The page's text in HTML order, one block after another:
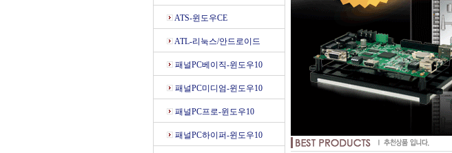
ATS-윈도우CE
ATL-리눅스/안드로이드
패널PC베이직-윈도우10
패널PC미디엄-윈도우10
패널PC프로-윈도우10
패널PC하이퍼-윈도우10